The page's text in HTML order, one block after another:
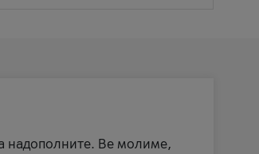
надополните. Ве молиме,